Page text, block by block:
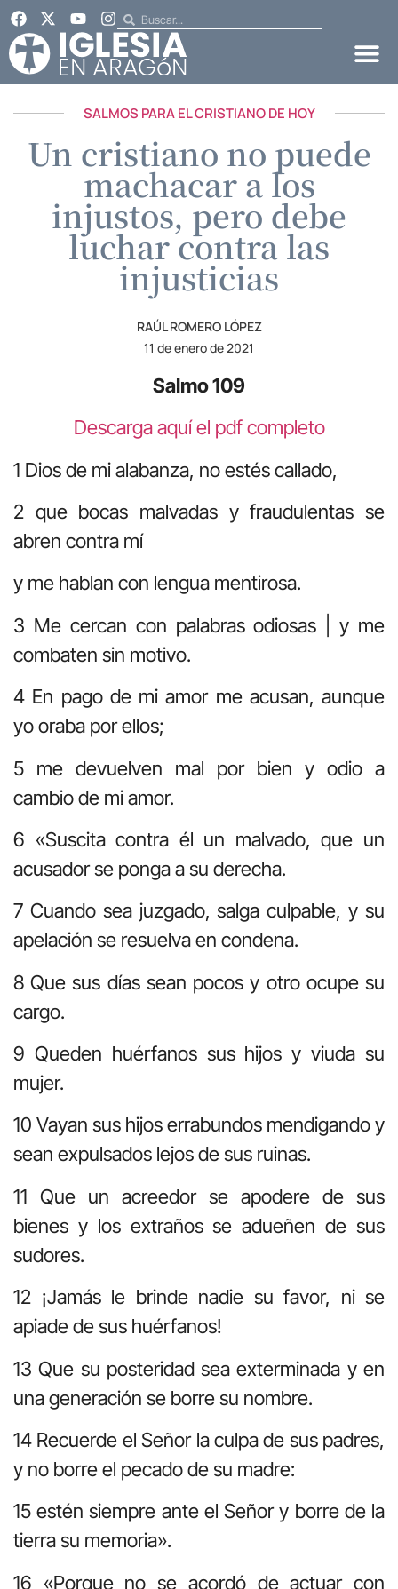
SALMOS PARA EL CRISTIANO DE HOY
Un cristiano no puede
machacar a los
injustos, pero debe
luchar contra las
injusticias
RAÚL ROMERO LÓPEZ
11 de enero de 2021
Salmo 109
Descarga aquí el pdf completo
1 Dios de mi alabanza, no estés callado,
2 que bocas malvadas y fraudulentas se
abren contra mí
y me hablan con lengua mentirosa.
3 Me cercan con palabras odiosas | y me
combaten sin motivo.
4 En pago de mi amor me acusan, aunque
yo oraba por ellos;
5 me devuelven mal por bien y odio a
cambio de mi amor.
6 «Suscita contra él un malvado, que un
acusador se ponga a su derecha.
7 Cuando sea juzgado, salga culpable, y su
apelación se resuelva en condena.
8 Que sus días sean pocos y otro ocupe su
cargo.
9 Queden huérfanos sus hijos y viuda su
mujer.
10 Vayan sus hijos errabundos mendigando y
sean expulsados lejos de sus ruinas.
11 Que un acreedor se apodere de sus
bienes y los extraños se adueñen de sus
sudores.
12 ¡Jamás le brinde nadie su favor, ni se
apiade de sus huérfanos!
13 Que su posteridad sea exterminada y en
una generación se borre su nombre.
14 Recuerde el Señor la culpa de sus padres,
y no borre el pecado de su madre:
15 estén siempre ante el Señor y borre de la
tierra su memoria».
16 «Porque no se acordó de actuar con